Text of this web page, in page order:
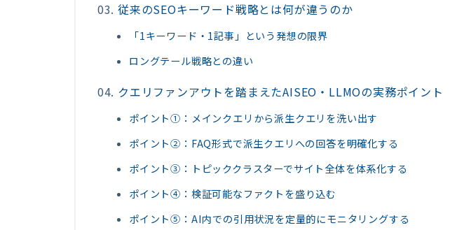
従来のSEOキーワード戦略とは何が違うのか
「1キーワード・1記事」という発想の限界
ロングテール戦略との違い
クエリファンアウトを踏まえたAISEO・LLMOの実務ポイント
ポイント①：メインクエリから派生クエリを洗い出す
ポイント②：FAQ形式で派生クエリへの回答を明確化する
ポイント③：トピッククラスターでサイト全体を体系化する
ポイント④：検証可能なファクトを盛り込む
ポイント⑤：AI内での引用状況を定量的にモニタリングする